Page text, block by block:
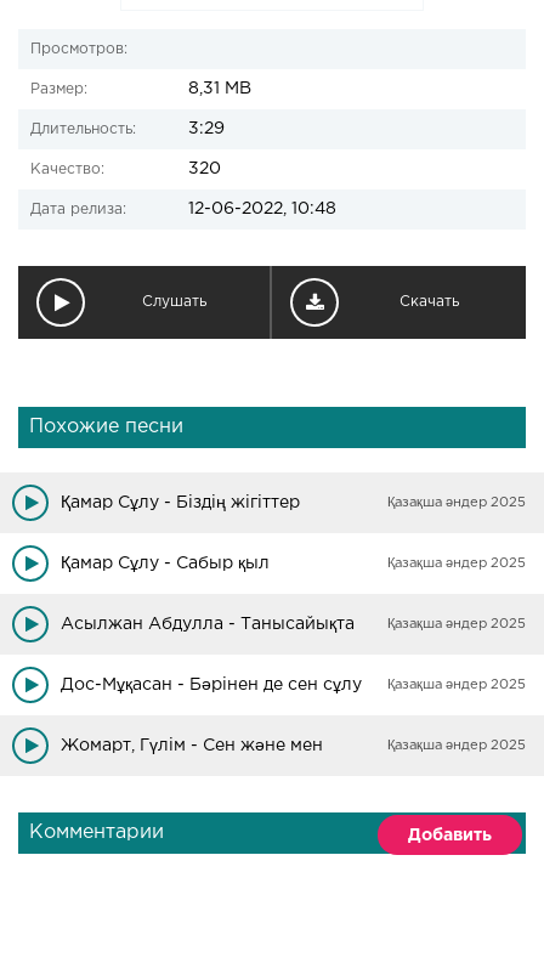
Просмотров:
Размер: 8,31 MB
Длительность: 3:29
Качество: 320
Дата релиза: 12-06-2022, 10:48
Слушать Скачать
Похожие песни
Қамар Сұлу - Біздің жігіттер Қазақша әндер 2025
Қамар Сұлу - Сабыр қыл Қазақша әндер 2025
Асылжан Абдулла - Танысайықта Қазақша әндер 2025
Дос-Мұқасан - Бәрінен де сен сұлу Қазақша әндер 2025
Жомарт, Гүлім - Сен және мен Қазақша әндер 2025
Комментарии Добавить